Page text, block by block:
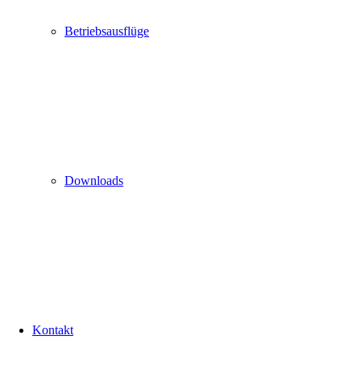
Betriebsausflüge
Downloads
Kontakt